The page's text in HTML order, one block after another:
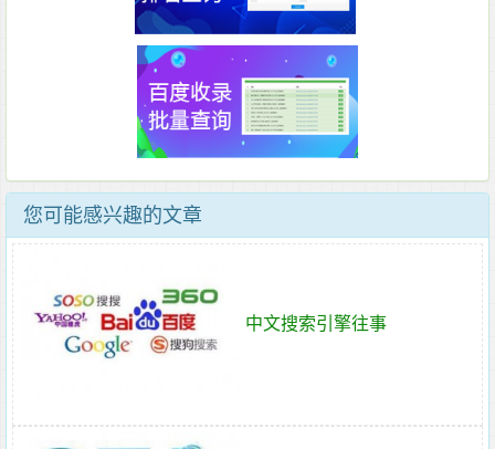
您可能感兴趣的文章
中文搜索引擎往事